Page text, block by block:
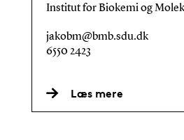
Institut for Biokemi og
jakobm@bmb.sdu.dk
6550 2423
Læs mere